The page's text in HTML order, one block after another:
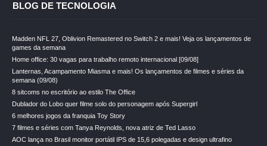
BLOG DE TECNOLOGIA
Madden NFL 27, Oblivion Remastered no Switch 2 e mais! Veja os lançamentos de
games da semana
Home office: 30 vagas para trabalho remoto internacional [09/08]
Lanternas, Acampamento Miasma e mais! Os lançamentos de filmes e séries da
semana (09/08)
8 sitcoms no escritório ao estilo The Office
Dublador do Lobo quer filme solo do personagem após Supergirl
6 melhores jogos da franquia Toy Story
7 filmes e séries com Tanya Reynolds, nova atriz de Ted Lasso
AOC lança no Brasil monitor portátil IPS de 15,6 polegadas e design ultrafino